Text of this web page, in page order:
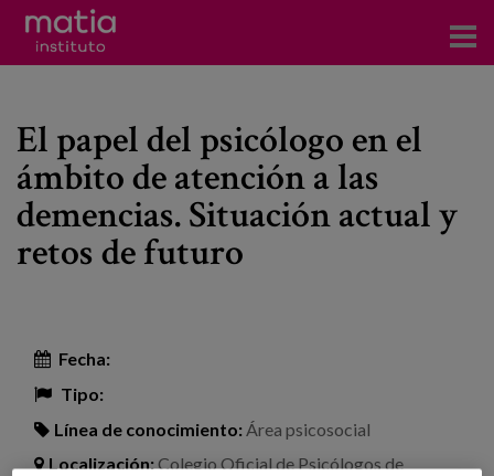
Investigación
Publicaciones
Participación en foros
Eventos
El papel del psicólogo en el
ámbito de atención a las
demencias. Situación actual y
retos de futuro
Fecha:
Tipo:
Línea de conocimiento: Área psicosocial
Localización:Colegio Oficial de Psicólogos de